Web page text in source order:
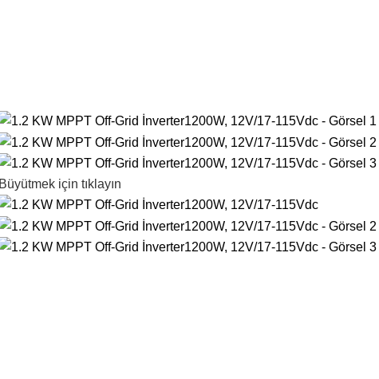
Büyütmek için tıklayın